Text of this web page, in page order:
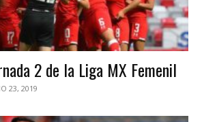
2 de la Liga MX Femenil
23, 2019